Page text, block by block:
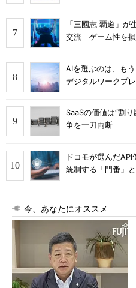
「三國志 覇道」が
交流 ゲーム性を損
AIを選ぶのは、も
デジタルワークプ
SaaSの価値は“割
争を一刀両断
ドコモが選んだ
統制する「門番」
今、あなたにオススメ